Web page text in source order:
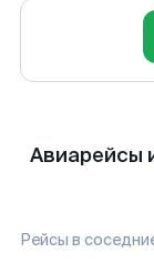
Авиарейсы
Рейсы в